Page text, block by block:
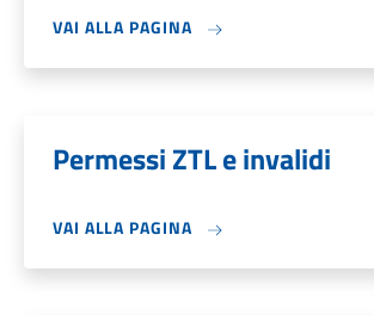
VAI ALLA PAGINA
Permessi ZTL e invalidi
VAI ALLA PAGINA